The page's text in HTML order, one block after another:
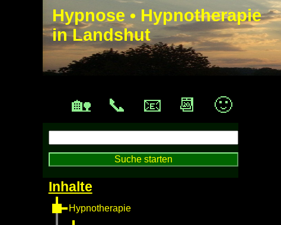
Hypnose • Hypnotherapie
in Landshut
Hypnotherapie
🏡 📞 📧 📆 🙂